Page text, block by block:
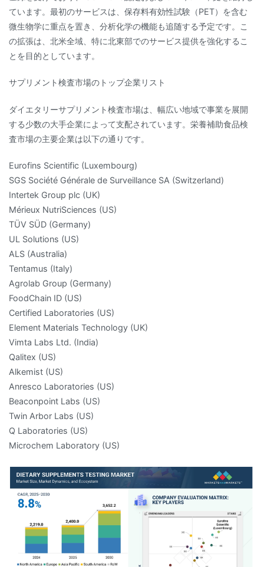
ています。最初のサービスは、保存料有効性試験（PET）を含む
微生物学に重点を置き、分析化学の機能も追随する予定です。こ
の拡張は、北米全域、特に北東部でのサービス提供を強化するこ
とを目的としています。
サプリメント検査市場のトップ企業リスト
ダイエタリーサプリメント検査市場は、幅広い地域で事業を展開
する少数の大手企業によって支配されています。栄養補助食品検
査市場の主要企業は以下の通りです。
Eurofins Scientific (Luxembourg)
SGS Société Générale de Surveillance SA (Switzerland)
Intertek Group plc (UK)
Mérieux NutriSciences (US)
TÜV SÜD (Germany)
UL Solutions (US)
ALS (Australia)
Tentamus (Italy)
Agrolab Group (Germany)
FoodChain ID (US)
Certified Laboratories (US)
Element Materials Technology (UK)
Vimta Labs Ltd. (India)
Qalitex (US)
Alkemist (US)
Anresco Laboratories (US)
Beaconpoint Labs (US)
Twin Arbor Labs (US)
Q Laboratories (US)
Microchem Laboratory (US)